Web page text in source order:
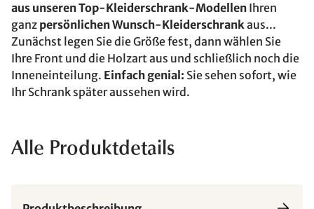
aus unseren Top-Kleiderschrank-Modellen Ihren
ganz persönlichen Wunsch-Kleiderschrankaus...
Zunächst legen Sie die Größe fest, dann wählen Sie
Ihre Front und die Holzart aus und schließlich noch die
Inneneinteilung. Einfach genial: Sie sehen sofort, wie
Ihr Schrank später aussehen wird.
Alle Produktdetails